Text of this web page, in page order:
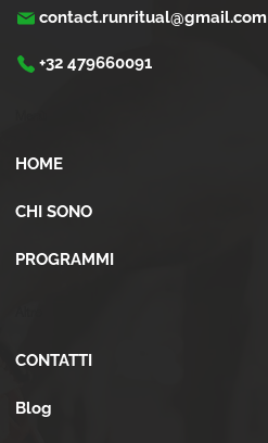
contact.runritual@gmail.com
+32 479660091
HOME
CHI SONO
PROGRAMMI
CONTATTI
Blog